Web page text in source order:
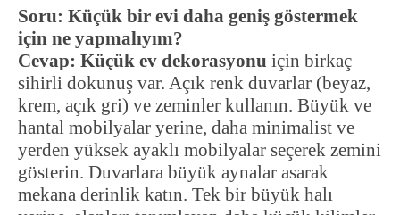
Soru: Küçük bir evi daha geniş göstermek
için ne yapmalıyım?
Cevap: Küçük ev dekorasyonu için birkaç
sihirli dokunuş var. Açık renk duvarlar (beyaz,
krem, açık gri) ve zeminler kullanın. Büyük ve
hantal mobilyalar yerine, daha minimalist ve
yerden yüksek ayaklı mobilyalar seçerek zemini
gösterin. Duvarlara büyük aynalar asarak
mekana derinlik katın. Tek bir büyük halı